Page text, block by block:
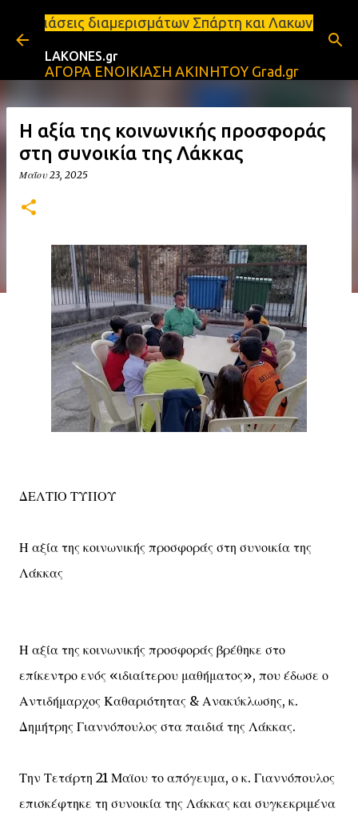
Μετάβαση στο κύριο περιεχόμενο
Σπάρτη και Λακωνία Σπάρτη -
LAKONES.gr
ΑΓΟΡΑ ΕΝΟΙΚΙΑΣΗ ΑΚΙΝΗΤΟΥ Grad.gr
Η αξία της κοινωνικής προσφοράς
στη συνοικία της Λάκκας
Μαΐου 23, 2025
ΔΕΛΤΙΟ ΤΥΠΟΥ
Η αξία της κοινωνικής προσφοράς στη συνοικία της
Λάκκας
Η αξία της κοινωνικής προσφοράς βρέθηκε στο
επίκεντρο ενός «ιδιαίτερου μαθήματος», που έδωσε ο
Αντιδήμαρχος Καθαριότητας & Ανακύκλωσης, κ.
Δημήτρης Γιαννόπουλος στα παιδιά της Λάκκας.
Την Τετάρτη 21 Μαϊου το απόγευμα, ο κ. Γιαννόπουλος
επισκέφτηκε τη συνοικία της Λάκκας και συγκεκριμένα